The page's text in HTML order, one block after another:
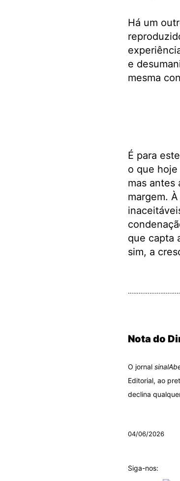
Há um
e
mesma
É para
o que
mas antes
margem.
que capta
sim, a
Nota do
O jornal
Editorial, ao
declina
04/06/2026
Siga-nos: